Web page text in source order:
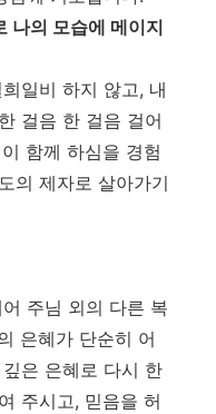
나의 모습에 메이지
일비 하지 않고, 내
걸음 한 걸음 걸어
함께 하심을 경험
의 제자로 살아가기
주님 외의 다른 복
은혜가 단순히 어
은 은혜로 다시 한
주시고, 믿음을 허